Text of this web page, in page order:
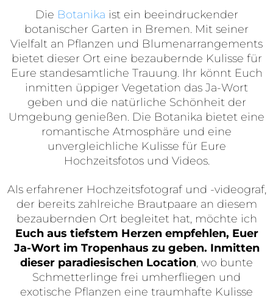
Die Botanika ist ein beeindruckender
botanischer Garten in Bremen. Mit seiner
Vielfalt an Pflanzen und Blumenarrangements
bietet dieser Ort eine bezaubernde Kulisse für
Eure standesamtliche Trauung. Ihr könnt Euch
inmitten üppiger Vegetation das Ja-Wort
geben und die natürliche Schönheit der
Umgebung genießen. Die Botanika bietet eine
romantische Atmosphäre und eine
unvergleichliche Kulisse für Eure
Hochzeitsfotos und Videos.
Als erfahrener Hochzeitsfotograf und -videograf,
der bereits zahlreiche Brautpaare an diesem
bezaubernden Ort begleitet hat, möchte ich
Euch aus tiefstem Herzen empfehlen, Euer
Ja-Wort im Tropenhaus zu geben. Inmitten
dieser paradiesischen Location, wo bunte
Schmetterlinge frei umherfliegen und
exotische Pflanzen eine traumhafte Kulisse